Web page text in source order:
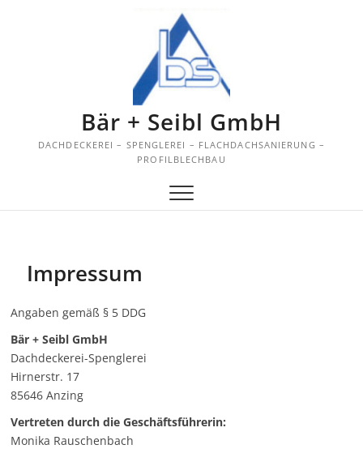
Bär + Seibl GmbH
DACHDECKEREI – SPENGLEREI – FLACHDACHSANIERUNG –
PROFILBLECHBAU
Impressum
Angaben gemäß § 5 DDG
Bär + Seibl GmbH
Dachdeckerei-Spenglerei
Hirnerstr. 17
85646 Anzing
Vertreten durch die Geschäftsführerin:
Monika Rauschenbach